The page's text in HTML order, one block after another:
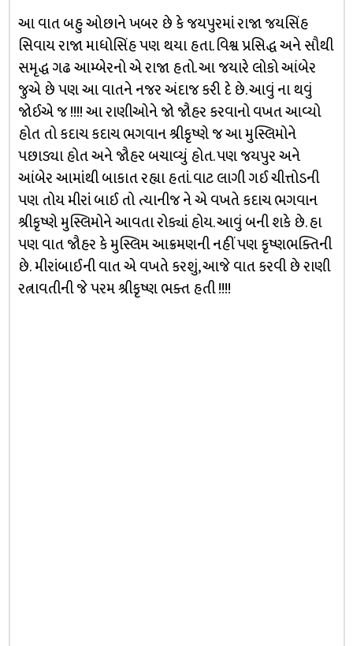
આ વાત બહુ ઓછાને ખબર છે કે જયપુરમાં રાજા જયસિંહ
સિવાય રાજા માધોસિંહ પણ થયા હતા. વિશ્વ પ્રસિદ્ધ અને સૌથી
સમૃદ્ધ ગઢ આમ્બેરનો એ રાજા હતો. આ જયારે લોકો આંબેર
જુએ છે પણ આ વાતને નજર અંદાજ કરી દે છે. આવું ના થવું
જોઈએ જ !!!! આ રાણીઓને જો જૌહર કરવાનો વખત આવ્યો
હોત તો કદાચ કદાચ ભગવાન શ્રીકૃષ્ણે જ આ મુસ્લિમોને
પછાડ્યા હોત અને જૌહર બચાવ્યું હોત. પણ જયપુર અને
આંબેર આમાંથી બાકાત રહ્યા હતાં. વાટ લાગી ગઈ ચીત્તોડની
પણ તોય મીરાં બાઈ તો ત્યાનીજ ને એ વખતે કદાચ ભગવાન
શ્રીકૃષ્ણે મુસ્લિમોને આવતા રોક્યાં હોય. આવું બની શકે છે. હા
પણ વાત જૌહર કે મુસ્લિમ આક્રમણની નહીં પણ કૃષ્ણભક્તિની
છે. મીરાંબાઈની વાત એ વખતે કરશું, આજે વાત કરવી છે રાણી
રત્નાવતીની જે પરમ શ્રીકૃષ્ણ ભક્ત હતી !!!!